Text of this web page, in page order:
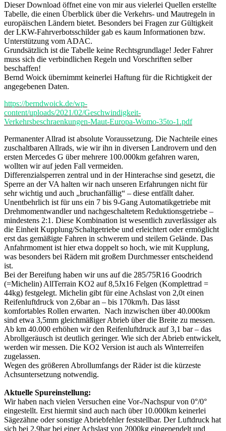
Dieser Download öffnet eine von mir aus vielerlei Quellen erstellte
Tabelle, die einen Überblick über die Verkehrs- und Mautregeln in
europäischen Ländern bietet. Besonders bei Fragen zur Gültigkeit
der LKW-Fahrverbotsschilder gab es kaum Informationen bzw.
Unterstützung vom ADAC.
Grundsätzlich ist die Tabelle keine Rechtsgrundlage! Jeder Fahrer
muss sich die verbindlichen Regeln und Vorschriften selber
beschaffen!
Bernd Woick übernimmt keinerlei Haftung für die Richtigkeit der
angegebenen Daten.
https://berndwoick.de/wp-
content/uploads/2021/02/Geschwindigkeit-
Verkehrsbeschraenkungen-Maut-Europa-Womo-35to-1.pdf
Permanenter Allrad ist absolute Voraussetzung. Die Nachteile eines
zuschaltbaren Allrads, wie wir ihn in diversen Landrovern und den
ersten Mercedes G über mehrere 100.000km gefahren waren,
wollten wir auf jeden Fall vermeiden.
Differenzialsperren zentral und in der Hinterachse sind gesetzt, die
Sperre an der VA halten wir nach unseren Erfahrungen nicht für
sehr wichtig und auch „bruchanfällig“ – diese entfällt daher.
Unentbehrlich ist für uns ein 7 bis 9-Gang Automatikgetriebe mit
Drehmomentwandler und nachgeschaltetem Reduktionsgetriebe –
mindestens 2:1. Diese Kombination ist wesentlich zuverlässiger als
die Einheit Kupplung/Schaltgetriebe und erleichtert oder ermöglicht
erst das gemäßigte Fahren in schwerem und steilem Gelände. Das
Anfahrmoment ist hier etwa doppelt so hoch, wie mit Kupplung,
was besonders bei Rädern mit großem Durchmesser entscheidend
ist.
Bei der Bereifung haben wir uns auf die 285/75R16 Goodrich
(=Michelin) AllTerrain KO2 auf 8,5Jx16 Felgen (Komplettrad =
44kg) festgelegt. Michelin gibt für eine Achslast von 2,0t einen
Reifenluftdruck von 2,6bar an – bis 170km/h. Das lässt
komfortables Rollen erwarten. Nach inzwischen über 40.000km
sind etwa 3,5mm gleichmäßiger Abrieb über die Breite zu messen.
Ab km 40.000 erhöhen wir den Reifenluftdruck auf 3,1 bar – das
Abrollgeräusch ist deutlich geringer. Wie sich der Abrieb entwickelt,
werden wir messen. Die KO2 Version ist auch als Winterreifen
zugelassen.
Wegen des größeren Abrollumfangs der Räder ist die kürzeste
Achsuntersetzung notwendig.
Aktuelle Spureinstellung:
Wir haben nach vielen Versuchen eine Vor-/Nachspur von 0°/0°
eingestellt. Erst hiermit sind auch nach über 10.000km keinerlei
Sägezähne oder sonstige Abriebfehler feststellbar. Der Luftdruck hat
sich bei 2,9bar bei einer Achslast von 2000kg eingependelt und